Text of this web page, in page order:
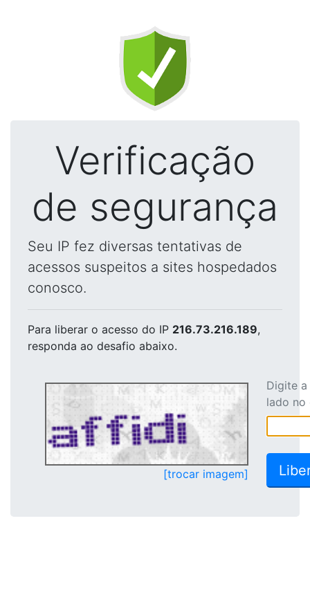
Verificação
de segurança
Seu IP fez diversas tentativas de
acessos suspeitos a sites hospedados
conosco.
Para liberar o acesso do IP 216.73.216.189,
responda ao desafio abaixo.
[trocar imagem]
Digite
lado no